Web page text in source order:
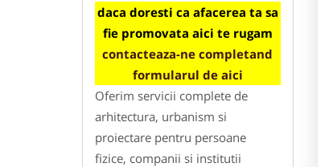
daca doresti ca afacerea ta sa
fie promovata aici te rugam
contacteaza-ne completand
formularul de aici
Oferim servicii complete de
arhitectura, urbanism si
proiectare pentru persoane
fizice, companii si institutii